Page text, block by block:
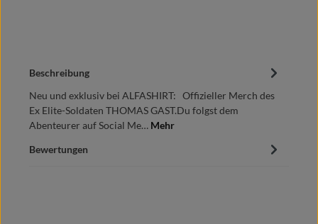
Beschreibung
Neu und exklusiv bei ALFASHIRT: Offizieller Merch des
Ex Elite-Soldaten THOMAS GAST.Du folgst dem
Abenteurer auf Social Me… Mehr
Bewertungen